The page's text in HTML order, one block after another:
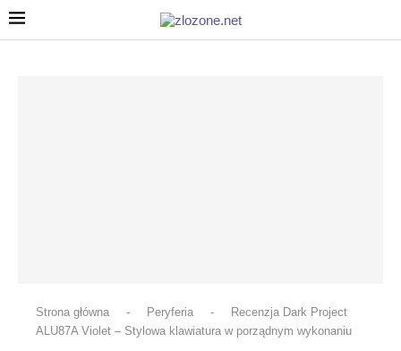
Strona główna - Peryferia -
Recenzja Dark Project
ALU87A Violet – Stylowa klawiatura w porządnym wykonaniu